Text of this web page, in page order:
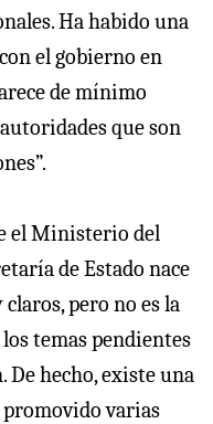
Ha habido una
el gobierno en
de mínimo
que son
el Ministerio del
de Estado nace
pero no es la
temas pendientes
hecho, existe una
promovido varias